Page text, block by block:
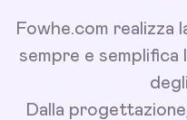
Fowhe.com realizza
sempre e
Dalla